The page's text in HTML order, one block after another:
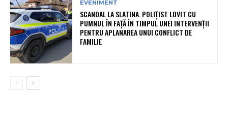
EVENIMENT
SCANDAL LA SLATINA. POLIȚIST LOVIT CU
PUMNUL ÎN FAȚĂ ÎN TIMPUL UNEI INTERVENȚII
PENTRU APLANAREA UNUI CONFLICT DE
FAMILIE